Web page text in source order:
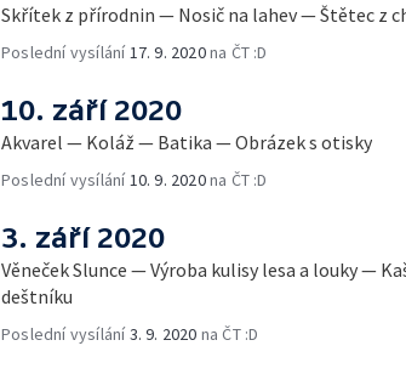
Skřítek z přírodnin — Nosič na lahev — Štětec z
Poslední vysílání17. 9. 2020na ČT :D
10. září 2020
Akvarel — Koláž — Batika — Obrázek s otisky
Poslední vysílání10. 9. 2020na ČT :D
3. září 2020
Věneček Slunce — Výroba kulisy lesa a louky —
deštníku
Poslední vysílání3. 9. 2020 na ČT :D